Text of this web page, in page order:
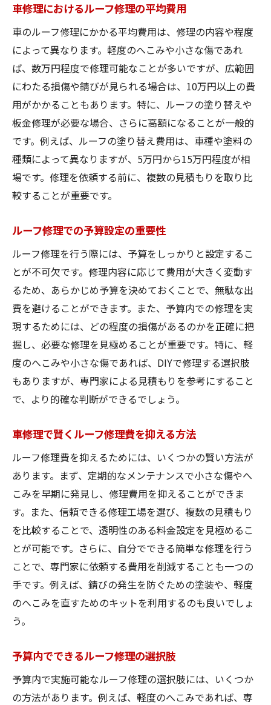
修復歴としてのルーフ修理の確認ポイント
ルーフ修理後の車査定で注意すべき点
修復歴とルーフ修理の関係を理解する
ルーフ修理の履歴と保険の関係
ルーフの錆び修理にかかる費用とは
錆び修理における車修理の重要性
ルーフ錆び修理の平均的な費用を知る
車修理で錆びを防ぐメンテナンス術
ルーフ錆び修理の費用を抑えるコツ
錆び修理のタイミングを見極める方法
車のルーフ塗り替え費用の目安
車修理でのルーフ塗り替えの費用感
塗り替えによるルーフ修理の価値向上
ルーフ塗り替えの選択肢と費用比較
車修理で塗り替え後の耐久性を高める
ルーフ塗り替えを依頼する際の注意点
車修理での塗り替え費用を賢く抑える
車の屋根へこみ修理のポイント
車修理でのへこみ修理の基本知識
へこみ修理後の車の外観維持法
車修理でへこみを防ぐための対策
ルーフへこみ修理でチェックすべき点
自分でできるへこみ修理と専門業者選び
ルーフ板金塗装の料金を比較する
車修理における板金塗装料金の相場
ルーフ板金塗装で選びたい業者の条件
板金塗装料金を抑えるための車修理術
車修理で板金塗装後の品質を確認する
車修理で板金塗装の見積もりを依頼する
車修理でのルーフ交換の利点を理解する
車修理におけるルーフ修理の平均費用
車のルーフ修理にかかる平均費用は、修理の内容や程度
によって異なります。軽度のへこみや小さな傷であれ
ば、数万円程度で修理可能なことが多いですが、広範囲
にわたる損傷や錆びが見られる場合は、10万円以上の費
用がかかることもあります。特に、ルーフの塗り替えや
板金修理が必要な場合、さらに高額になることが一般的
です。例えば、ルーフの塗り替え費用は、車種や塗料の
種類によって異なりますが、5万円から15万円程度が相
場です。修理を依頼する前に、複数の見積もりを取り比
較することが重要です。
ルーフ修理での予算設定の重要性
ルーフ修理を行う際には、予算をしっかりと設定するこ
とが不可欠です。修理内容に応じて費用が大きく変動す
るため、あらかじめ予算を決めておくことで、無駄な出
費を避けることができます。また、予算内での修理を実
現するためには、どの程度の損傷があるのかを正確に把
握し、必要な修理を見極めることが重要です。特に、軽
度のへこみや小さな傷であれば、DIYで修理する選択肢
もありますが、専門家による見積もりを参考にすること
で、より的確な判断ができるでしょう。
車修理で賢くルーフ修理費を抑える方法
ルーフ修理費を抑えるためには、いくつかの賢い方法が
あります。まず、定期的なメンテナンスで小さな傷やへ
こみを早期に発見し、修理費用を抑えることができま
す。また、信頼できる修理工場を選び、複数の見積もり
を比較することで、透明性のある料金設定を見極めるこ
とが可能です。さらに、自分でできる簡単な修理を行う
ことで、専門家に依頼する費用を削減することも一つの
手です。例えば、錆びの発生を防ぐための塗装や、軽度
のへこみを直すためのキットを利用するのも良いでしょ
う。
予算内でできるルーフ修理の選択肢
予算内で実施可能なルーフ修理の選択肢には、いくつか
の方法があります。例えば、軽度のへこみであれば、専